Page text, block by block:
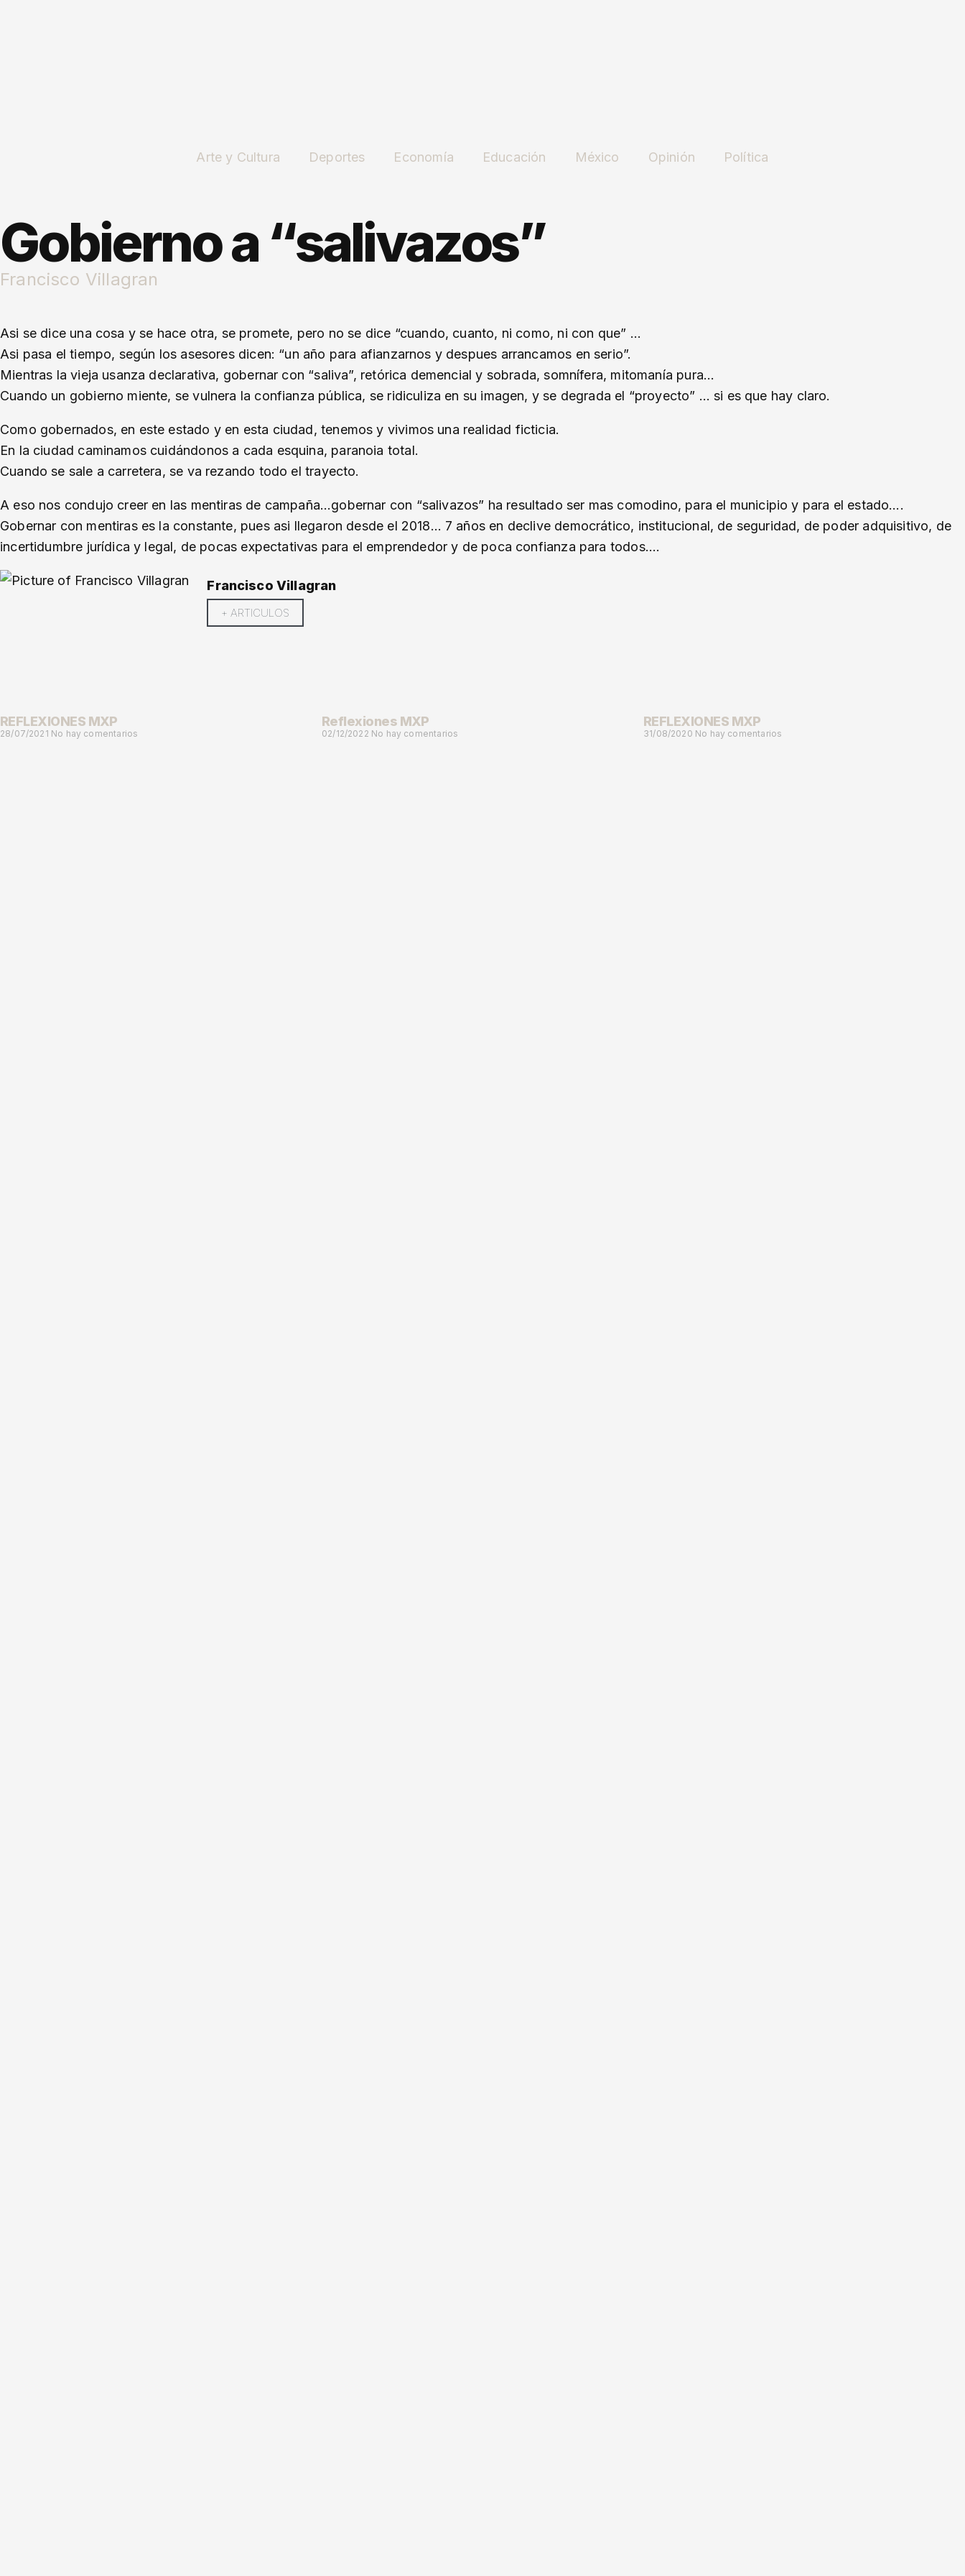
Arte y Cultura Deportes Economía Educación México Opinión Política
Gobierno a “salivazos”
Francisco Villagran
Asi se dice una cosa y se hace otra, se promete, pero no se dice “cuando, cuanto, ni como, ni con que” …
Asi pasa el tiempo, según los asesores dicen: “un año para afianzarnos y despues arrancamos en serio”.
Mientras la vieja usanza declarativa, gobernar con “saliva”, retórica demencial y sobrada, somnífera, mitomanía pura…
Cuando un gobierno miente, se vulnera la confianza pública, se ridiculiza en su imagen, y se degrada el “proyecto” … si es que hay claro.
Como gobernados, en este estado y en esta ciudad, tenemos y vivimos una realidad ficticia.
En la ciudad caminamos cuidándonos a cada esquina, paranoia total.
Cuando se sale a carretera, se va rezando todo el trayecto.
A eso nos condujo creer en las mentiras de campaña…gobernar con “salivazos” ha resultado ser mas comodino, para el municipio y para el estado….
Gobernar con mentiras es la constante, pues asi llegaron desde el 2018… 7 años en declive democrático, institucional, de seguridad, de poder adquisitivo, de
incertidumbre jurídica y legal, de pocas expectativas para el emprendedor y de poca confianza para todos….
Francisco Villagran
+ ARTICULOS
REFLEXIONES MXP
28/07/2021 No hay comentarios
Reflexiones MXP
02/12/2022 No hay comentarios
REFLEXIONES MXP
31/08/2020 No hay comentarios